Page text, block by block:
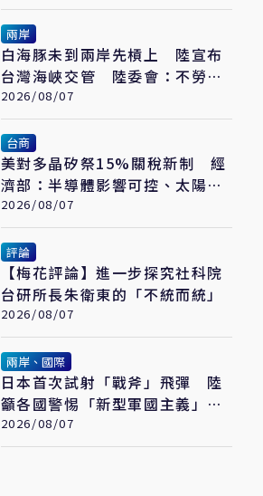
兩岸
白海豚未到兩岸先槓上 陸宣布
台灣海峽交管 陸委會：不勞費
心
2026/08/07
台商
美對多晶矽祭15%關稅新制 經
濟部：半導體影響可控、太陽能
產業衝擊有限
2026/08/07
評論
【梅花評論】進一步探究社科院
台研所長朱衛東的「不統而統」
2026/08/07
兩岸、國際
日本首次試射「戰斧」飛彈 陸
籲各國警惕「新型軍國主義」發
展
2026/08/07